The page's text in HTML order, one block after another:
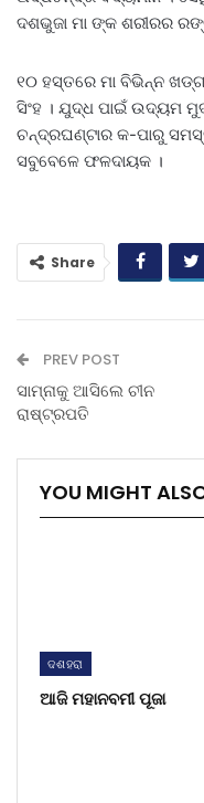
ଦଶଭୁଜା ମା ଙ୍କ ଶରୀରର
୧୦ ହସ୍ତରେ ମା ବିଭିନ୍ନ ଖଡ୍ଗ
ସିଂହ । ଯୁଦ୍ଧ ପାଇଁ ଉଦ୍ୟମ
ଚନ୍ଦ୍ରଘଣ୍ଟାର କ-ପାରୁ
ସବୁବେଳେ ଫଳଦାୟକ ।
Share
PREV POST
ସାମ୍ନାକୁ ଆସିଲେ ଚୀନ
ରାଷ୍ଟ୍ରପତି
YOU MIGHT
ଦଶହରା
ଆଜି ମହାନବମୀ ପୂଜା